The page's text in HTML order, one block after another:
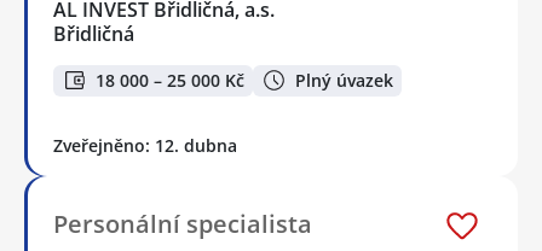
AL INVEST Břidličná, a.s.
Břidličná
18 000 – 25 000 Kč Plný úvazek
Zveřejněno: 12. dubna
Personální specialista